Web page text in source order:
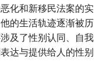
化和新移民法案的实
的生活轨迹逐渐被历
及了性别认同、自我
达与提供给人的性别